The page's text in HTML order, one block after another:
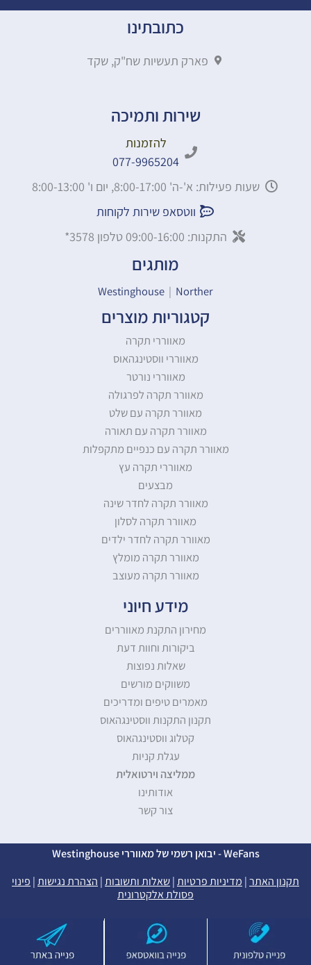
כתובתינו
פארק תעשיות שח"ק, שקד
שירות ותמיכה
להזמנות
077-9965204
שעות פעילות: א'-ה' 8:00-17:00, יום ו' 8:00-13:00
ווטסאפ שירות לקוחות
התקנות: 09:00-16:00 טלפון 3578*
מותגים
Westinghouse | Norther
קטגוריות מוצרים
מאווררי תקרה
מאווררי ווסטינגהאוס
מאווררי נורטר
מאוורר תקרה לפרגולה
מאוורר תקרה עם שלט
מאוורר תקרה עם תאורה
מאוורר תקרה עם כנפיים מתקפלות
מאווררי תקרה עץ
מבצעים
מאוורר תקרה לחדר שינה
מאוורר תקרה לסלון
מאוורר תקרה לחדר ילדים
מאוורר תקרה מומלץ
מאוורר תקרה מעוצב
מידע חיוני
מחירון התקנת מאווררים
ביקורות וחוות דעת
שאלות נפוצות
משווקים מורשים
מאמרים טיפים ומדריכים
תקנון התקנות ווסטינגהאוס
קטלוג ווסטינגהאוס
עגלת קניות
ממליצה וירטואלית
אודותינו
צור קשר
WeFans - יבואן רשמי של מאווררי Westinghouse
תקנון האתר| מדיניות פרטיות|שאלות ותשובות| הצהרת נגישות| פינוי
פסולת אלקטרונית